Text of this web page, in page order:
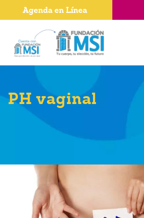
PH vaginal
Agenda en Línea